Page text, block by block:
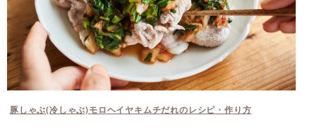
豚しゃぶ(冷しゃぶ)モロヘイヤキムチだれのレシピ・作り方